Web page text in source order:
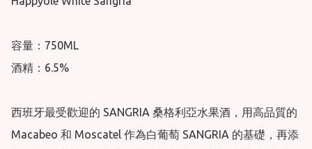
容量：750ML
酒精：6.5%
西班牙最受歡迎的 SANGRIA 桑格利亞水果酒，用高品質的
Macabeo 和 Moscatel 作為白葡萄 SANGRIA 的基礎，再添